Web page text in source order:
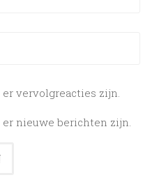
vervolgreacties zijn.
nieuwe berichten zijn.